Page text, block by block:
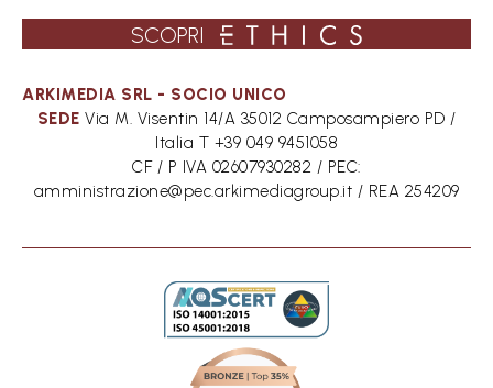
SCOPRI
SEDE Via M. Visentin 14/A 35012 Camposampiero PD /
Italia T +39 049 9451058
CF / P IVA 02607930282 / PEC:
amministrazione@pec.arkimediagroup.it / REA 254209